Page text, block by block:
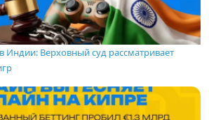
Индии: Верховный суд рассматривает